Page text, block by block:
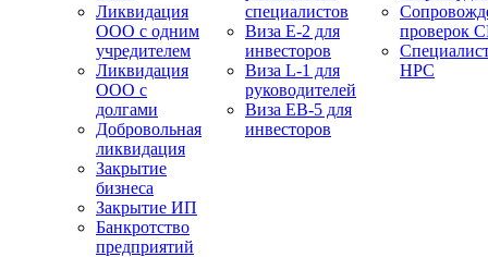
Ликвидация
ООО с одним
учредителем
Ликвидация
ООО с
долгами
Добровольная
ликвидация
Закрытие
бизнеса
Закрытие ИП
Банкротство
предприятий
специалистов
Виза E-2 для
инвесторов
Виза L-1 для
руководителей
Виза EB-5 для
инвесторов
проверок
НРС